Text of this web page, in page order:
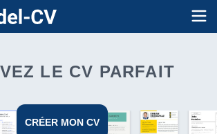
LE CV PARFAIT
CRÉER MON CV